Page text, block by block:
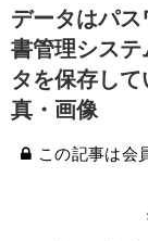
データはパ
書管理シス
タを保存し
真・画像
この記事は会